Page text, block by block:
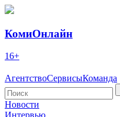
КомиОнлайн
16+
АгентствоСервисыКоманда
Новости